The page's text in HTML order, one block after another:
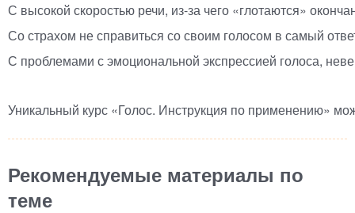
С высокой скоростью речи, из-за чего «глотаются»
Со страхом не справиться со своим голосом в самый
С проблемами с эмоциональной экспрессией голоса,
Уникальный курс «Голос. Инструкция по применению»
Рекомендуемые материалы по
теме